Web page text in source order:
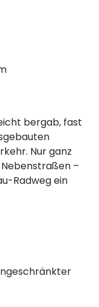
bergab, fast
Nur ganz
–
Radweg ein